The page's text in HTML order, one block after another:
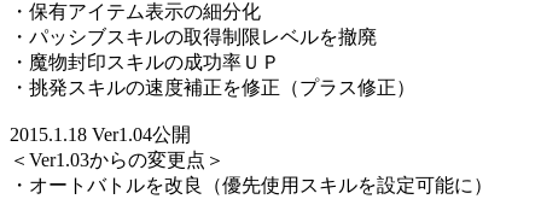
・保有アイテム表示の細分化
・パッシブスキルの取得制限レベルを撤廃
・魔物封印スキルの成功率ＵＰ
・挑発スキルの速度補正を修正（プラス修正）
2015.1.18 Ver1.04公開
＜Ver1.03からの変更点＞
・オートバトルを改良（優先使用スキルを設定可能に）